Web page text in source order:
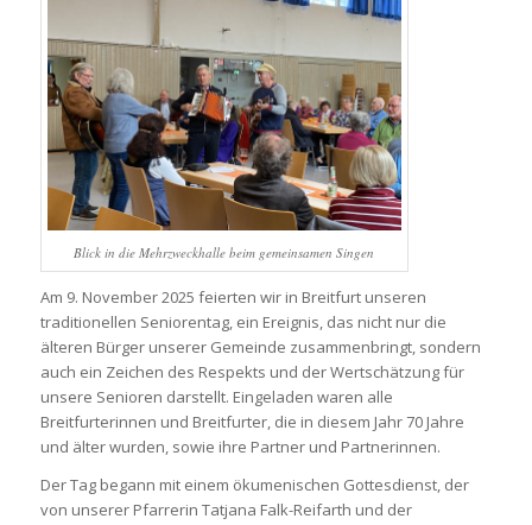
Blick in die Mehrzweckhalle beim gemeinsamen Singen
Am 9. November 2025 feierten wir in Breitfurt unseren
traditionellen Seniorentag, ein Ereignis, das nicht nur die
älteren Bürger unserer Gemeinde zusammenbringt, sondern
auch ein Zeichen des Respekts und der Wertschätzung für
unsere Senioren darstellt. Eingeladen waren alle
Breitfurterinnen und Breitfurter, die in diesem Jahr 70 Jahre
und älter wurden, sowie ihre Partner und Partnerinnen.
Der Tag begann mit einem ökumenischen Gottesdienst, der
von unserer Pfarrerin Tatjana Falk-Reifarth und der